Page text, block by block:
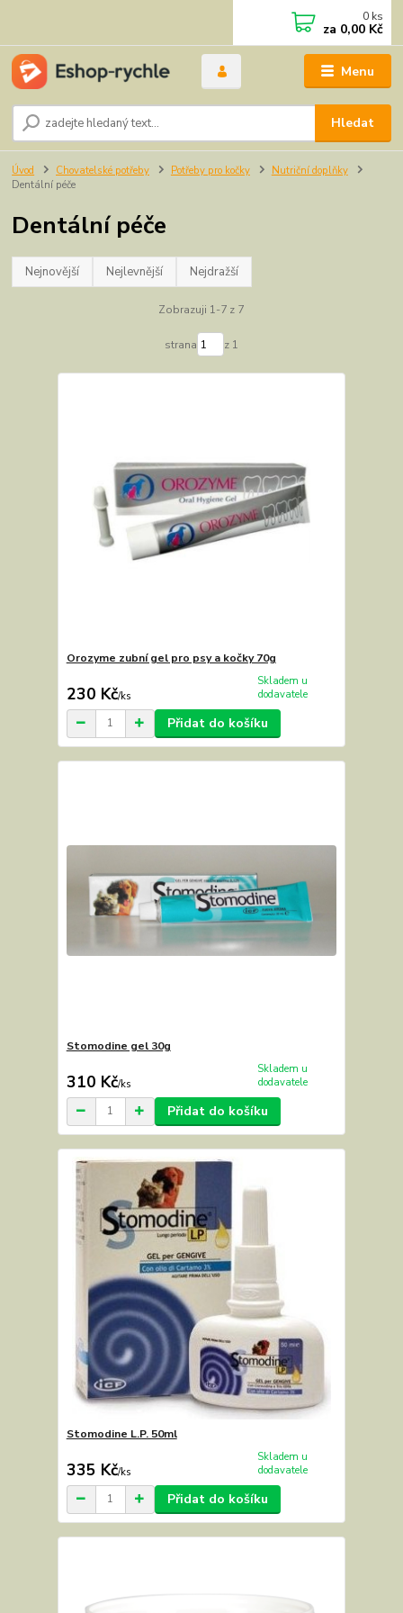
Menu
Hledat
0 ks
za 0,00 Kč
Úvod Chovatelské potřeby Potřeby pro kočky
Nutriční doplňky
Dentální péče
Dentální péče
Nejnovější Nejlevnější Nejdražší
Zobrazuji 1-7 z 7
strana z 1
Orozyme zubní gel pro psy a kočky 70g
230 Kč/ks
Skladem u
dodavatele
Přidat do košíku
Stomodine gel 30g
310 Kč/ks
Skladem u
dodavatele
Přidat do košíku
Stomodine L.P. 50ml
335 Kč/ks
Skladem u
dodavatele
Přidat do košíku